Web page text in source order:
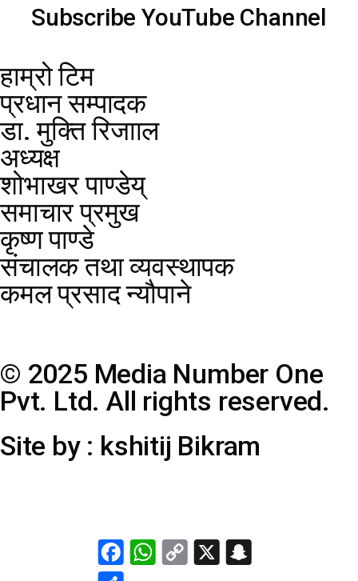
Subscribe YouTube Channel
हाम्रो टिम
प्रधान सम्पादक
डा. मुक्ति रिजााल
अध्यक्ष
शोभाखर पाण्डेय्
समाचार प्रमुख
कृष्ण पाण्डे
संचालक तथा व्यवस्थापक
कमल प्रसाद न्यौपाने
© 2025 Media Number One
Pvt. Ltd. All rights reserved.
Site by : kshitij Bikram
FacebookWhatsApp
Copy
Link
X Snapchat
Share